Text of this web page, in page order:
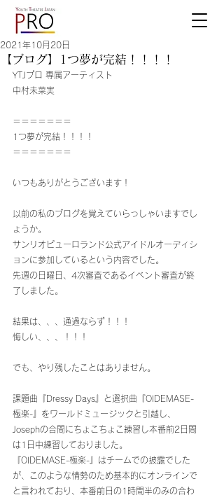
【ブログ】1つ夢が完結！！！！
2021年10月20日
YTJプロ 専属アーティスト
中村未菜実
＝＝＝＝＝＝＝
1つ夢が完結！！！！
＝＝＝＝＝＝＝
いつもありがとうございます！
以前の私のブログを覚えていらっしゃいますでし
ょうか。
サンリオピューロランド公式アイドルオーディシ
ョンに参加しているという内容でした。
先週の日曜日、4次審査であるイベント審査が終
了しました。
結果は、、、通過ならず！！！
悔しい、、、！！！
でも、やり残したことはありません。
課題曲『Dressy Days』と選択曲『OIDEMASE-
極楽-』をワールドミュージックと引越し、
Josephの合間にちょこちょこ練習し本番前2日間
は1日中練習しておりました。
『OIDEMASE-極楽-』はチームでの披露でした
が、このような情勢のため基本的にオンラインで
と言われており、本番前日の1時間半のみの合わ